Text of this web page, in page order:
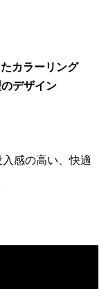
カラーリング
デザイン
感の高い、快適